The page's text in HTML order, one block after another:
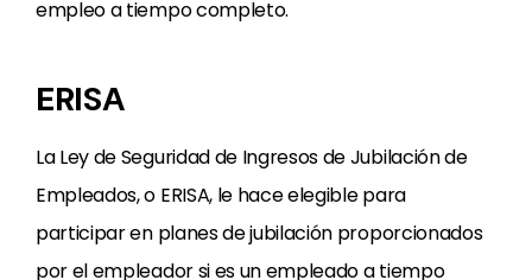
empleo a tiempo completo.
ERISA
La Ley de Seguridad de Ingresos de Jubilación de
Empleados, o ERISA, le hace elegible para
participar en planes de jubilación proporcionados
por el empleador si es un empleado a tiempo